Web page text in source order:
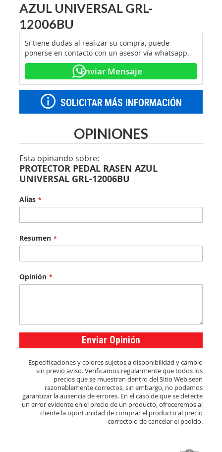
AZUL UNIVERSAL GRL-
12006BU
Si tiene dudas al realizar su compra, puede
ponerse en contacto con un asesor vía whatsapp.
Enviar Mensaje
SOLICITAR MÁS INFORMACIÓN
OPINIONES
Esta opinando sobre:
PROTECTOR PEDAL RASEN AZUL
UNIVERSAL GRL-12006BU
Alias
Resumen
Opinión
Enviar Opinión
Especificaciones y colores sujetos a disponibilidad y cambio
sin previo aviso. Verificamos regularmente que todos los
precios que se muestran dentro del Sitio Web sean
razonablemente correctos, sin embargo, no podemos
garantizar la ausencia de errores. En el caso de que se detecte
un error evidente en el precio de un producto, ofreceremos al
cliente la oportunidad de comprar el producto al precio
correcto o de cancelar el pedido.